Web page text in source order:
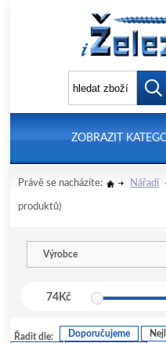
ZOBRAZIT
Právě se nacházíte: Nářadí
produktů)
Výrobce
74Kč
Řadit dle: Doporučujeme